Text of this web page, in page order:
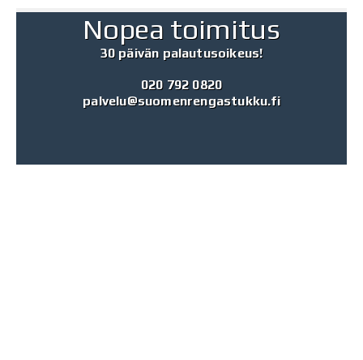
Nopea toimitus
30 päivän palautusoikeus!
020 792 0820
palvelu@suomenrengastukku.fi